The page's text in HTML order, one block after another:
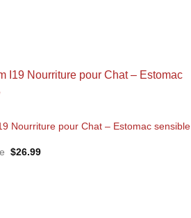
Nourriture pour Chat – Estomac sensible
$26.99